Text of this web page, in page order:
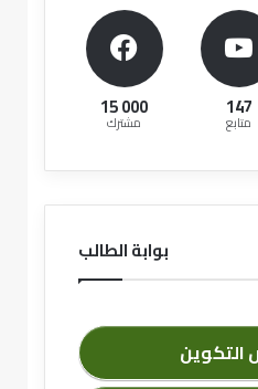
15 000
مشترك 147
متابع
بوابة الطالب
التكوين